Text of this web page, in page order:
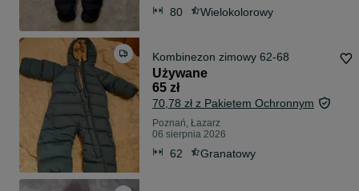
80 Wielokolorowy
Kombinezon zimowy 62-68
Używane
65 zł
70,78 zł z Pakietem Ochronnym
Poznań, Łazarz
06 sierpnia 2026
62 Granatowy